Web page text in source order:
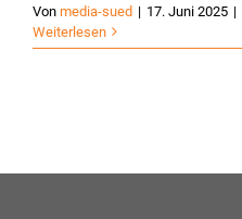
Von media-sued | 17. Juni 2025 |
Weiterlesen